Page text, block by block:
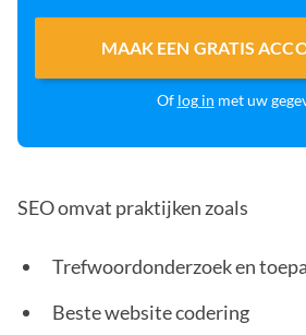
MAAK EEN GRATIS
Of log in met uw
SEO omvat praktijken zoals
Trefwoordonderzoek en
Beste website codering